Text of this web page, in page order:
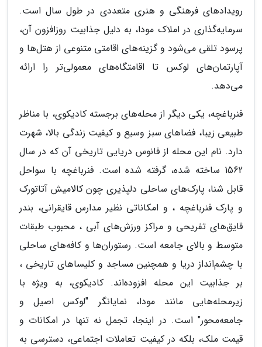
رویدادهای فرهنگی و هنری متعددی در طول سال است.
سرمایه‌گذاری در املاک مودا، به دلیل جذابیت روزافزون آن،
پرسود تلقی می‌شود و گزینه‌های اقامتی متنوعی از هتل‌ها و
آپارتمان‌های لوکس تا اقامتگاه‌های معمولی‌تر را ارائه
می‌دهد.
فنرباغچه، یکی دیگر از محله‌های برجسته کادیکوی، با مناظر
طبیعی زیبا، فضاهای سبز وسیع و کیفیت زندگی بالا، شهرت
دارد. نام این محله از فانوس دریایی تاریخی آن که در سال
1562 ساخته شده، گرفته شده است. فنرباغچه با سواحل
قابل شنا، پارک‌های ساحلی دلپذیری چون کالامیش آتاتورک
و پارک فنرباغچه ، و امکاناتی نظیر مدارس قایقرانی، بندر
قایق‌های تفریحی و مراکز ورزش‌های آبی ، محبوب طبقات
متوسط و بالای جامعه است. رستوران‌ها و کافه‌های ساحلی
با چشم‌انداز دریا و همچنین مساجد و کلیساهای تاریخی ،
بر جذابیت این محله افزوده‌اند. کادیکوی، به ویژه با
زیرمحله‌هایی مانند مودا، نمایانگر "لوکس اصیل و
جامعه‌محور" است. در اینجا، تجمل نه تنها در امکانات و
قیمت ملک، بلکه در کیفیت تعاملات اجتماعی، دسترسی به